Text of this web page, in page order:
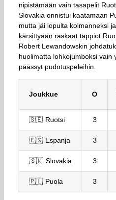
nipistämään vain tasapelit
Slovakia onnistui kaatamaan
mutta jäi lopulta kolmanneksi
kärsittyään raskaat tappiot
Robert Lewandowskin
huolimatta lohkojumboksi vain
päässyt pudotuspeleihin.
Joukkue O
🇸🇪 Ruotsi 3
🇪🇸 Espanja 3
🇸🇰 Slovakia 3
🇵🇱 Puola 3